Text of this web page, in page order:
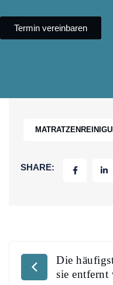
Termin vereinbaren
SHARE:
Die
sie entfernt